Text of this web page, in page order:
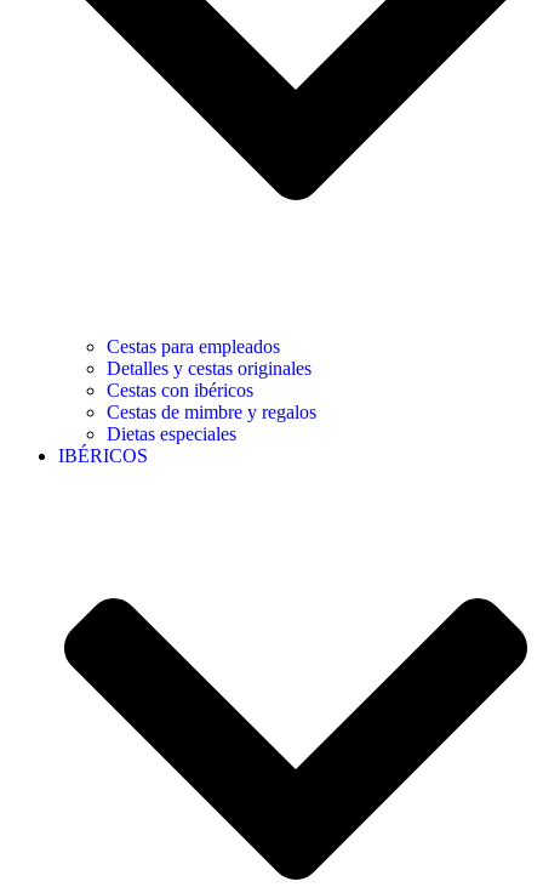
Cestas para empleados
Detalles y cestas originales
Cestas con ibéricos
Cestas de mimbre y regalos
Dietas especiales
IBÉRICOS